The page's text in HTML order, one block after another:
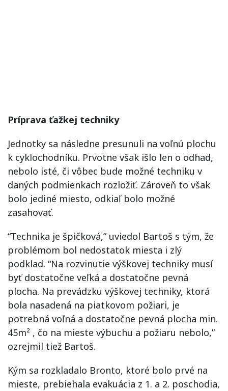
Príprava ťažkej techniky
Jednotky sa následne presunuli na voľnú plochu
k cyklochodníku. Prvotne však išlo len o odhad,
nebolo isté, či vôbec bude možné techniku v
daných podmienkach rozložiť. Zároveň to však
bolo jediné miesto, odkiaľ bolo možné
zasahovať.
“Technika je špičková,” uviedol Bartoš s tým, že
problémom bol nedostatok miesta i zlý
podklad. “Na rozvinutie výškovej techniky musí
byť dostatočne veľká a dostatočne pevná
plocha. Na prevádzku výškovej techniky, ktorá
bola nasadená na piatkovom požiari, je
potrebná voľná a dostatočne pevná plocha min.
45m² , čo na mieste výbuchu a požiaru nebolo,”
ozrejmil tiež Bartoš.
Kým sa rozkladalo Bronto, ktoré bolo prvé na
mieste, prebiehala evakuácia z 1. a 2. poschodia,